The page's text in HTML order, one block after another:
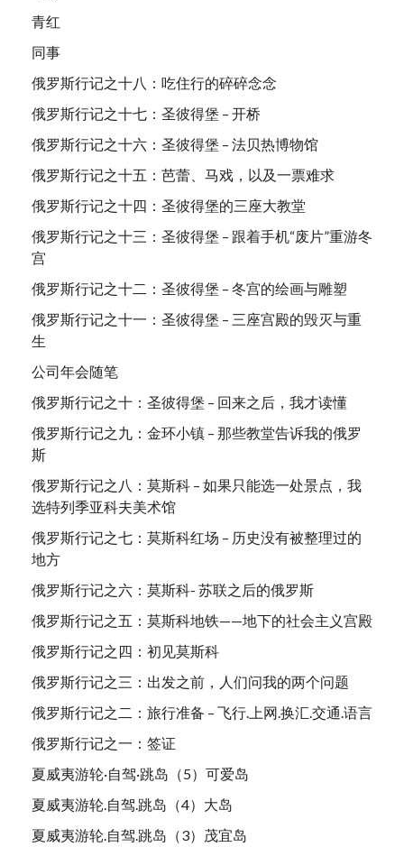
青红
同事
俄罗斯行记之十八：吃住行的碎碎念念
俄罗斯行记之十七：圣彼得堡 – 开桥
俄罗斯行记之十六：圣彼得堡 – 法贝热博物馆
俄罗斯行记之十五：芭蕾、马戏，以及一票难求
俄罗斯行记之十四：圣彼得堡的三座大教堂
俄罗斯行记之十三：圣彼得堡 – 跟着手机“废片”重游冬
宫
俄罗斯行记之十二：圣彼得堡 – 冬宫的绘画与雕塑
俄罗斯行记之十一：圣彼得堡 – 三座宫殿的毁灭与重
生
公司年会随笔
俄罗斯行记之十：圣彼得堡 – 回来之后，我才读懂
俄罗斯行记之九：金环小镇 – 那些教堂告诉我的俄罗
斯
俄罗斯行记之八：莫斯科 – 如果只能选一处景点，我
选特列季亚科夫美术馆
俄罗斯行记之七：莫斯科红场 – 历史没有被整理过的
地方
俄罗斯行记之六：莫斯科- 苏联之后的俄罗斯
俄罗斯行记之五：莫斯科地铁——地下的社会主义宫殿
俄罗斯行记之四：初见莫斯科
俄罗斯行记之三：出发之前，人们问我的两个问题
俄罗斯行记之二：旅行准备 – 飞行.上网.换汇.交通.语言
俄罗斯行记之一：签证
夏威夷游轮·自驾·跳岛（5）可爱岛
夏威夷游轮.自驾.跳岛（4）大岛
夏威夷游轮.自驾.跳岛（3）茂宜岛